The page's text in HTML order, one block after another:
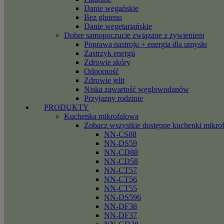
Danie wegańskie
Bez glutenu
Danie wegetariańskie
Dobre samopoczucie związane z żywieniem
Poprawa nastroju + energia dla umysłu
Zastrzyk energii
Zdrowie skóry
Odporność
Zdrowie jelit
Niska zawartość węglowodanów
Przyjazny rodzinie
PRODUKTY
Kuchenka mikrofalowa
Zobacz wszystkie dostępne kuchenki
NN-CS88
NN-DS59
NN-CD88
NN-CD58
NN-CT57
NN-CT56
NN-CT55
NN-DS596
NN-DF38
NN-DF37